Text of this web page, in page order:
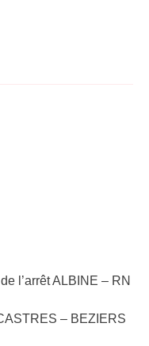
l’arrêt ALBINE – RN
– BEZIERS